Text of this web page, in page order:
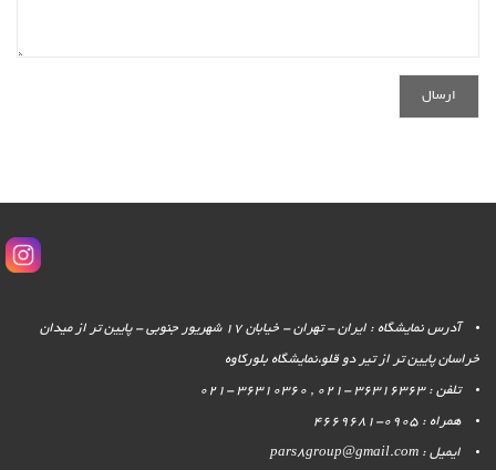
آدرس نمایشگاه : ایران - تهران - خیابان 17 شهریور جنوبی - پایین تر از میدان
خراسان پایین تر از تیر دو قلو،نمایشگاه بلورکاوه
تلفن : 36316363 -021 , 36310360 -021
همراه : 0905-4669681
ایمیل : pars8group@gmail.com